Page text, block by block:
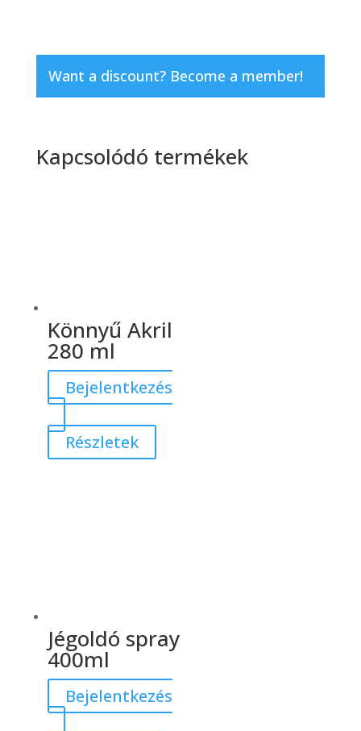
Want a discount? Become a member!
Kapcsolódó termékek
Könnyű Akril
280 ml
Bejelentkezés
Részletek
Jégoldó spray
400ml
Bejelentkezés